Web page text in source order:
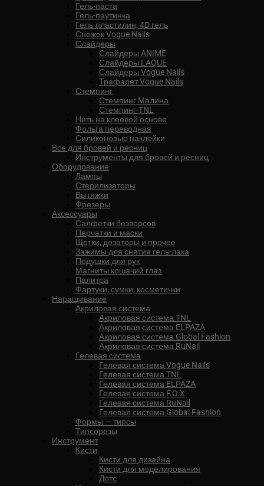
Гель-паста
Гель-паутинка
Гель-пластилин, 4D гель
Снежок Vogue Nails
Слайдеры
Слайдеры ANIME
Слайдеры LAQUE
Слайдеры Vogue Nails
Трафарет Vogue Nails
Стемпинг
Стемпинг Малина
Стемпинг-TNL
Нить на клеевой основе
Фольга переводная
Силиконовые наклейки
Все для бровей и ресниц
Инструменты для бровей и ресниц
Оборудование
Лампы
Стерилизаторы
Вытяжки
Фрезеры
Аксессуары
Салфетки безворсов
Перчатки и маски
Щетки, дозаторы и прочее
Зажимы для снятия гель-лака
Подушки для рук
Магниты кошачий глаз
Палитра
Фартуки, сумки, косметички
Наращивание
Акриловая система
Акриловая система TNL
Акриловая система ELPAZA
Акриловая система Global Fashion
Акриловая система RuNail
Гелевая система
Гелевая система Vogue Nails
Гелевая система TNL
Гелевая система ELPAZA
Гелевая система F.O.X
Гелевая система RuNail
Гелевая система Global Fashion
Формы — типсы
Типсорезы
Инструмент
Кисти
Кисти для дизайна
Кисти для моделирования
Дотс